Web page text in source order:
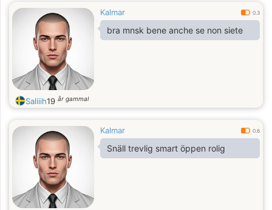
Kalmar 0.3
bra mnsk bene anche se non siete
Saliiih19 år gammal
Kalmar 0.6
Snäll trevlig smart öppen rolig